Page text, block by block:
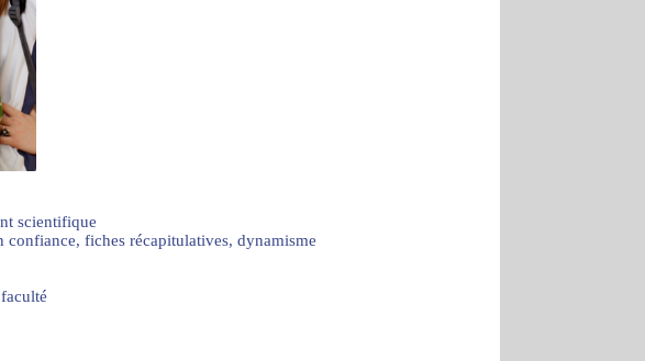
scientifique
confiance, fiches récapitulatives, dynamisme